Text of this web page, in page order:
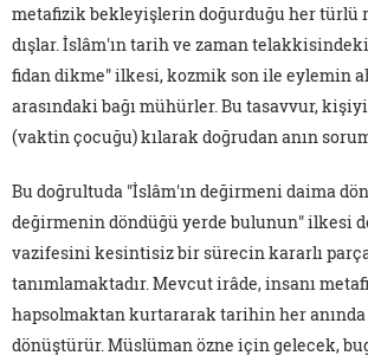
metafizik bekleyişlerin doğurduğu her türlü
dışlar. İslâm'ın tarih ve zaman
fidan dikme" ilkesi, kozmik son ile eylemin
arasındaki bağı mühürler. Bu tasavvur,
(vaktin çocuğu) kılarak doğrudan anın
Bu doğrultuda "İslâm'ın değirmeni daima
değirmenin döndüğü yerde bulunun" ilkesi
vazifesini kesintisiz bir sürecin kararlı
tanımlamaktadır. Mevcut irâde, insanı
hapsolmaktan kurtararak tarihin her anında
dönüştürür. Müslüman özne için gelecek,